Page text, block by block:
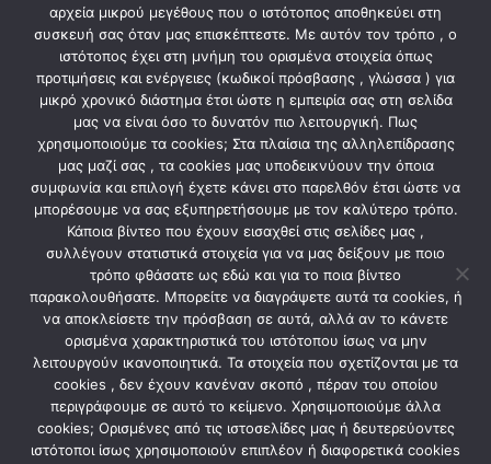
ΦΩΤΙΣΜΟΣ
ΦΩΤΙΣΤΙΚΟ ΜΠΑΝΙΟΥ LED
12W 4000Κ 600X121X42
ΝΙΚΕΛ
23,90€
ΦΩΤΙΣΜΟΣ
ΦΩΤΙΣΤΙΚΟ ΜΠΑΝΙΟΥ LED
8W 4000Κ 400X121X42 ΝΙΚΕΛ
19,90€
ΦΩΤΙΣΤΙΚΟ ΜΠΑΝΙΟΥ LED
6W 4000Κ 400X130X60 ΝΙΚΕΛ
13,90€
ΦΩΤΙΣΜΟΣ
ΦΩΤΙΣΤΙΚΟ ΜΠΑΝΙΟΥ LED
5W 4000Κ 300X103X40 ΝΙΚΕΛ
(2τρόποι στήριξης)
8,00€
αρχεία μικρού μεγέθους που ο ιστότοπος αποθηκεύει στη
συσκευή σας όταν μας επισκέπτεστε. Με αυτόν τον τρόπο , ο
ιστότοπος έχει στη μνήμη του ορισμένα στοιχεία όπως
προτιμήσεις και ενέργειες (κωδικοί πρόσβασης , γλώσσα ) για
μικρό χρονικό διάστημα έτσι ώστε η εμπειρία σας στη σελίδα
μας να είναι όσο το δυνατόν πιο λειτουργική. Πως
χρησιμοποιούμε τα cookies; Στα πλαίσια της αλληλεπίδρασης
μας μαζί σας , τα cookies μας υποδεικνύουν την όποια
συμφωνία και επιλογή έχετε κάνει στο παρελθόν έτσι ώστε να
μπορέσουμε να σας εξυπηρετήσουμε με τον καλύτερο τρόπο.
Κάποια βίντεο που έχουν εισαχθεί στις σελίδες μας ,
συλλέγουν στατιστικά στοιχεία για να μας δείξουν με ποιο
τρόπο φθάσατε ως εδώ και για το ποια βίντεο
παρακολουθήσατε. Μπορείτε να διαγράψετε αυτά τα cookies, ή
να αποκλείσετε την πρόσβαση σε αυτά, αλλά αν το κάνετε
ορισμένα χαρακτηριστικά του ιστότοπου ίσως να μην
λειτουργούν ικανοποιητικά. Τα στοιχεία που σχετίζονται με τα
cookies , δεν έχουν κανέναν σκοπό , πέραν του οποίου
περιγράφουμε σε αυτό το κείμενο. Χρησιμοποιούμε άλλα
cookies; Ορισμένες από τις ιστοσελίδες μας ή δευτερεύοντες
ιστότοποι ίσως χρησιμοποιούν επιπλέον ή διαφορετικά cookies